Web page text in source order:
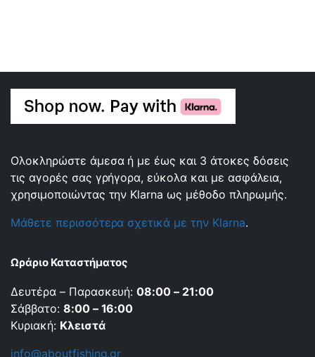
Ολοκληρώστε άμεσα ή με έως και 3 άτοκες δόσεις
τις αγορές σας γρήγορα, εύκολα και με ασφάλεια,
χρησιμοποιώντας την Klarna ως μέθοδο πληρωμής.
Μάθετε περισσότερα σχετικά με την Klarna.
Ωράριο Καταστήματος
Δευτέρα – Παρασκευή:08:00 – 21:00
Σάββατο: 8:00 – 16:00
Κυριακή: Κλειστά
info@aboutfishing.gr